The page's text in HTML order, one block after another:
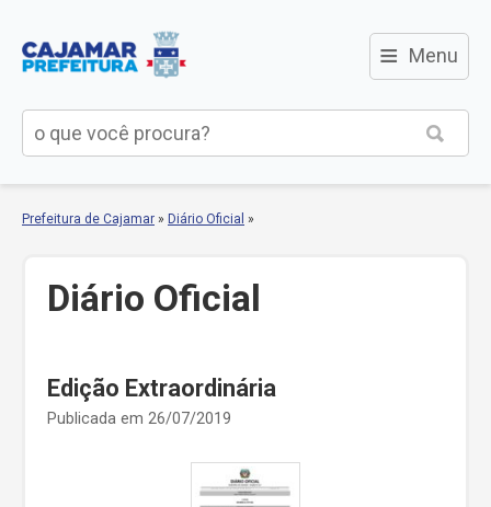
≡ Menu
Prefeitura de Cajamar » Diário Oficial »
Diário Oficial
Edição Extraordinária
Publicada em 26/07/2019